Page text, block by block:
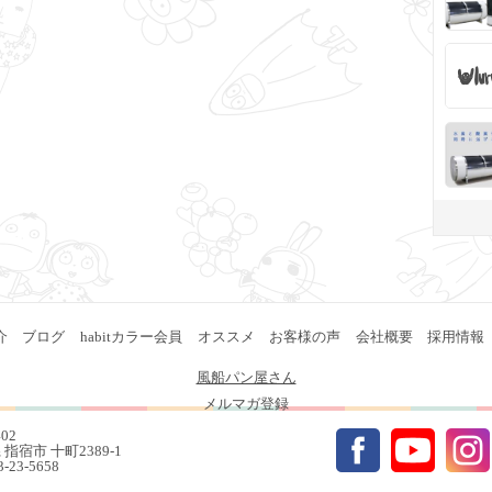
ブログ habitカラー会員 オススメ お客様の声 会社概要 採用情報
メルマガ登録
風船パン屋さん
宿市 十町2389-1
23-5658